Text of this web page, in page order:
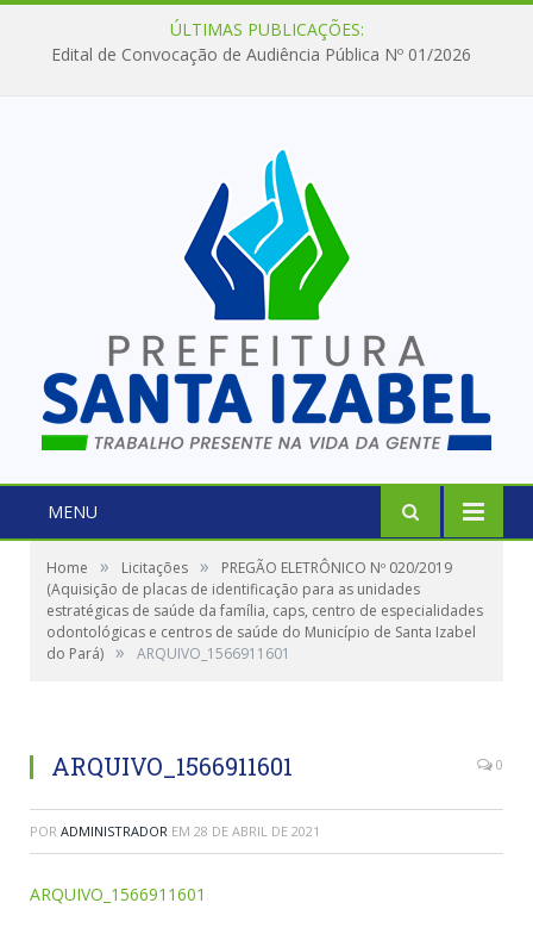
ÚLTIMAS PUBLICAÇÕES:
Edital de Convocação de Audiência Pública Nº 01/2026
MENU
Home » Licitações »
PREGÃO ELETRÔNICO Nº 020/2019
(Aquisição de placas de identificação para as unidades
estratégicas de saúde da família, caps, centro de especialidades
odontológicas e centros de saúde do Município de Santa Izabel
do Pará) » ARQUIVO_1566911601
ARQUIVO_1566911601 0
POR ADMINISTRADOR EM 28 DE ABRIL DE 2021
ARQUIVO_1566911601